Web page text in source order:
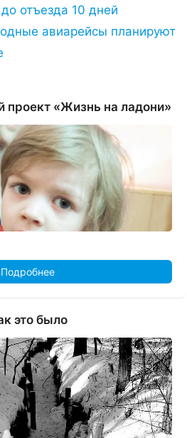
отъезда 10 дней
авиарейсы планируют
проект «Жизнь на ладони»
Подробнее
это было